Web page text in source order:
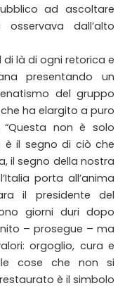
ad ascoltare
dall’alto
di là di ogni retorica e
presentando un
del gruppo
che ha elargito a puro
non è solo
è il segno di ciò che
il segno della nostra
porta all’anima
il presidente del
giorni duri dopo
– prosegue – ma
orgoglio, cura e
cose che non si
è il simbolo